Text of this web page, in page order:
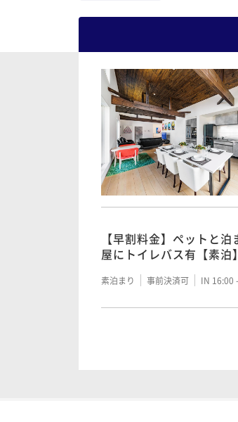
【早割料金】ペットと
屋にトイレバス有【素泊】
素泊まり 事前決済可 IN 16:00
【通常料金】ペットと